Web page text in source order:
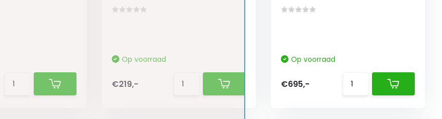
Op voorraad
€219,-
Op voorraad
€695,-